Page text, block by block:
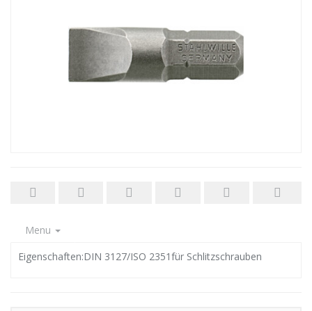
Menu
Eigenschaften:DIN 3127/ISO 2351für Schlitzschrauben